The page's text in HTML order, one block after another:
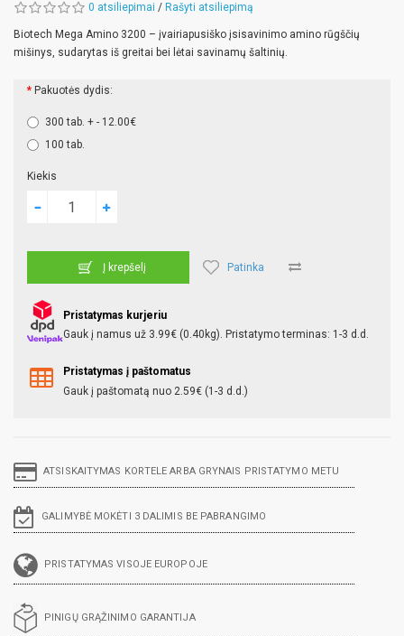
0 atsiliepimai / Rašyti atsiliepimą
Biotech Mega Amino 3200 – įvairiapusiško įsisavinimo amino rūgščių
mišinys, sudarytas iš greitai bei lėtai savinamų šaltinių.
Pakuotės dydis:
300 tab. + - 12.00€
100 tab.
Kiekis
Į krepšelį Patinka
Pristatymas kurjeriu
Gauk į namus už 3.99€ (0.40kg). Pristatymo terminas: 1-3 d.d.
Pristatymas į paštomatus
Gauk į paštomatą nuo 2.59€ (1-3 d.d.)
ATSISKAITYMAS KORTELE ARBA GRYNAIS PRISTATYMO METU
GALIMYBĖ MOKĖTI 3 DALIMIS BE PABRANGIMO
PRISTATYMAS VISOJE EUROPOJE
PINIGŲ GRĄŽINIMO GARANTIJA